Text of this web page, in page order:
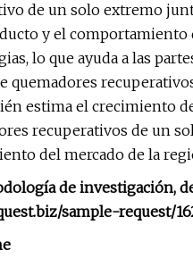
de un solo extremo
y el
lo que ayuda a las
quemadores
estima el crecimiento
recuperativos de un
del mercado de la
de investigación,
sample-request/